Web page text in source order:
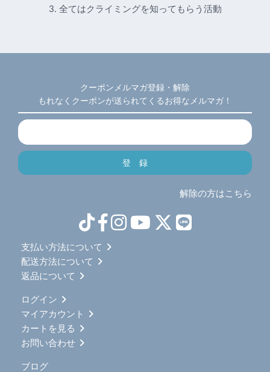
3. 全てはクライミングを知ってもらう活動
クーポンメルマガ登録・解除
もれなくクーポンが送られてくるお得なメルマガ！
解除の方はこちら
支払い方法について
配送方法について
返品について
ログイン
マイアカウント
カートを見る
お問い合わせ
ブログ